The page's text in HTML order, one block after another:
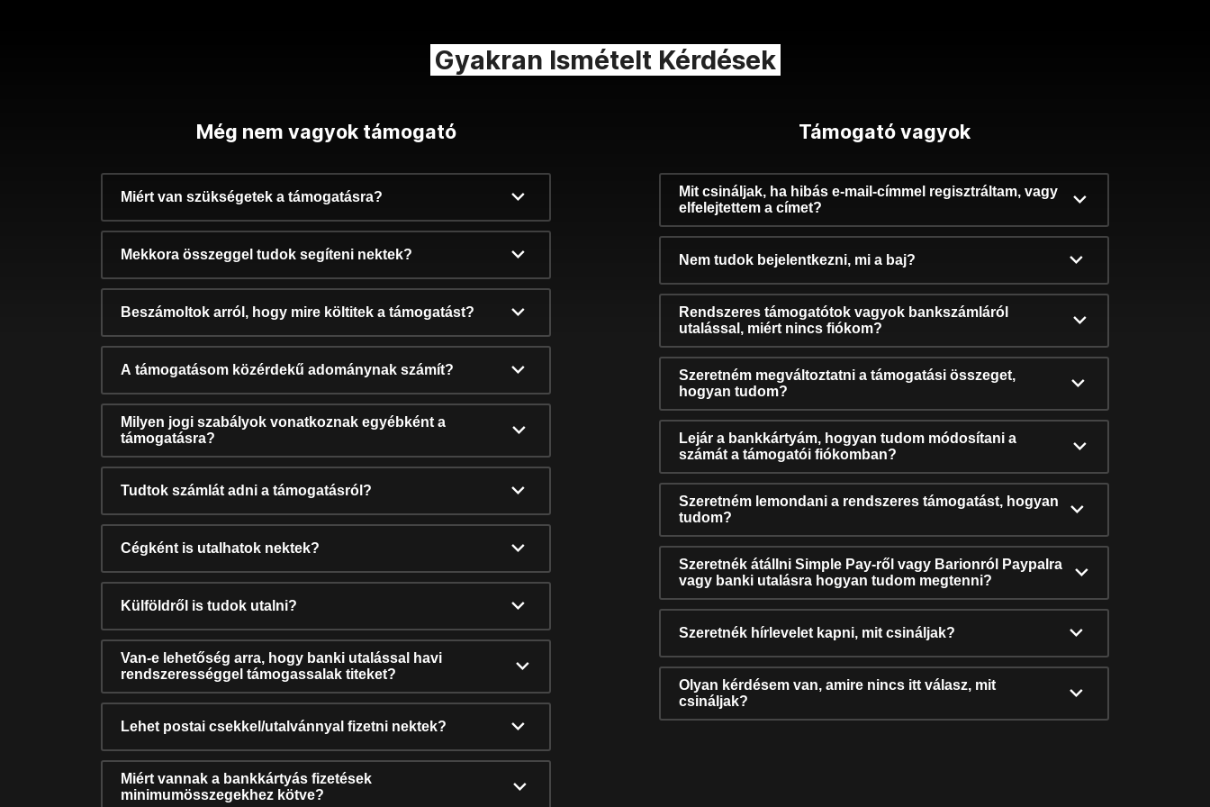
Gyakran Ismételt Kérdések
Még nem vagyok támogató
Miért van szükségetek a támogatásra?
Mekkora összeggel tudok segíteni nektek?
Beszámoltok arról, hogy mire költitek a támogatást?
A támogatásom közérdekű adománynak számít?
Milyen jogi szabályok vonatkoznak egyébként a
támogatásra?
Tudtok számlát adni a támogatásról?
Cégként is utalhatok nektek?
Külföldről is tudok utalni?
Van-e lehetőség arra, hogy banki utalással havi
rendszerességgel támogassalak titeket?
Lehet postai csekkel/utalvánnyal fizetni nektek?
Miért vannak a bankkártyás fizetések
minimumösszegekhez kötve?
Támogató vagyok
Mit csináljak, ha hibás e-mail-címmel regisztráltam, vagy
elfelejtettem a címet?
Nem tudok bejelentkezni, mi a baj?
Rendszeres támogatótok vagyok bankszámláról
utalással, miért nincs fiókom?
Szeretném megváltoztatni a támogatási összeget,
hogyan tudom?
Lejár a bankkártyám, hogyan tudom módosítani a
számát a támogatói fiókomban?
Szeretném lemondani a rendszeres támogatást, hogyan
tudom?
Szeretnék átállni Simple Pay-ről vagy Barionról Paypalra
vagy banki utalásra hogyan tudom megtenni?
Szeretnék hírlevelet kapni, mit csináljak?
Olyan kérdésem van, amire nincs itt válasz, mit
csináljak?